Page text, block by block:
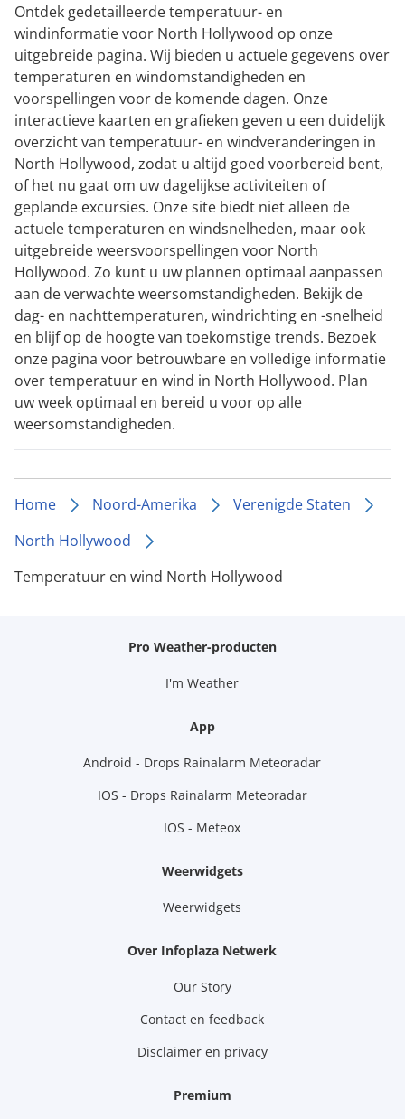
Ontdek gedetailleerde temperatuur- en
windinformatie voor North Hollywood op onze
uitgebreide pagina. Wij bieden u actuele gegevens over
temperaturen en windomstandigheden en
voorspellingen voor de komende dagen. Onze
interactieve kaarten en grafieken geven u een duidelijk
overzicht van temperatuur- en windveranderingen in
North Hollywood, zodat u altijd goed voorbereid bent,
of het nu gaat om uw dagelijkse activiteiten of
geplande excursies. Onze site biedt niet alleen de
actuele temperaturen en windsnelheden, maar ook
uitgebreide weersvoorspellingen voor North
Hollywood. Zo kunt u uw plannen optimaal aanpassen
aan de verwachte weersomstandigheden. Bekijk de
dag- en nachttemperaturen, windrichting en -snelheid
en blijf op de hoogte van toekomstige trends. Bezoek
onze pagina voor betrouwbare en volledige informatie
over temperatuur en wind in North Hollywood. Plan
uw week optimaal en bereid u voor op alle
weersomstandigheden.
Home Noord-Amerika
Verenigde Staten
North Hollywood
Temperatuur en wind North Hollywood
Pro Weather-producten
I'm Weather
App
Android - Drops Rainalarm Meteoradar
IOS - Drops Rainalarm Meteoradar
IOS - Meteox
Weerwidgets
Weerwidgets
Over Infoplaza Netwerk
Our Story
Contact en feedback
Disclaimer en privacy
Premium